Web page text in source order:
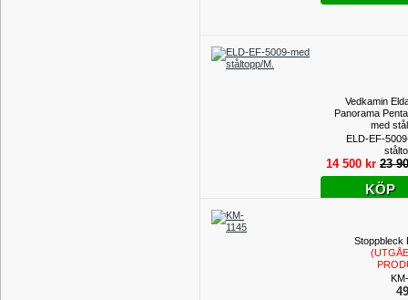
Vedkamin
Panorama
med
ELD-EF-
14 500 kr 23
KÖP
Stoppbleck